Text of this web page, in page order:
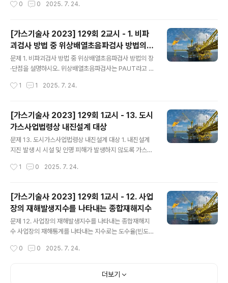
n)..
한 것으로써 배관과 안전장치 등이 일체로 구성된 장치를
틸렌, 액화염소, 천연가스, 압축모노실란, 압축디보레인, 액
화알진 등의 고압가스를 의미한다. 1. 실린더캐비닛의 구조
기준음압유지 : 그 내부의 누출된 가스를 항상 제독설비 등
으로 이송할 수 있고 내부 압력이 외부 압력보다 항상 낮게
유지될 수 있어야 한다.안전율 : 그 안의 설비 중 고압가스
검 용이성 : 그 내부의 배관 접속부 및 기기류를 용이하게
0 0 2025. 7. 24.
[가스기술사 2023] 129회 2교시 - 1. 비파
괴검사 방법 중 위상배열초음파검사 방법의
장·단점을 설명하시오.
문제 1. 비파괴검사 방법 중 위상배열초음파검사 방법의 장
·단점을 설명하시오. 위상배열초음파검사는 PAUT라고 하
기서, 위상(phase)은 일정한 패턴을 갖고 반복하는 파형
태를 의미한다.즉, 반복 파형을 발산하는 소자(element)
를 여러개 배열한 탐촉자(probe)를 통해 검사하는 방법을
뜻한다. 1. PAUT 주요 내용초음파를 송수신하는 여러개의
소자(element)로 이뤄진 탐촉자(probe)를 통해 피검사
체 내부의 결함여부를 판별하는 비파괴검사 방법이다.1) 원
부에서 초음파가 반사됨반사된 초음파가 탐촉자..
1 1 2025. 7. 24.
[가스기술사 2023] 129회 1교시 - 13. 도시
가스사업법령상 내진설계 대상
문제 13. 도시가스사업법령상 내진설계 대상 1. 내진설계
지진 발생 시 시설 및 인명 피해가 발생하지 않도록 가스시
여기서 내진이란, 좁은 의미로 구조물의 강성을 증가시켜
진(감쇠장치로 진동을 저감)과 면진(구조물과 지반을 분리
시켜 진동 미전달)을 포함하기도 한다. 2. 도법상 내진설계
대상가스 제조시설에서 저장능력이 3톤(압축가스는 300
m³) 이상인 지상 저장탱크(가스도매사업자가 소유하는 지
중식 저장탱크 포함)와 가스홀더가스 충전시설에서 저장능
가스 충전시설에서 반응, 분리, 정제, 증류 등의 탑류로써
1 0 2025. 7. 24.
[가스기술사 2023] 129회 1교시 - 12. 사업
장의 재해발생지수를 나타내는 종합재해지수
문제 12. 사업장의 재해발생지수를 나타내는 종합재해지
수 사업장의 재해통계를 나타내는 지수로는 도수율(빈도)
도수율과 강도율을 결합하여 나타낸 지수임종합재해지수
× CoF(Consequence of Failure)로 나타내는 개념과
0 0 2025. 7. 24.
더보기